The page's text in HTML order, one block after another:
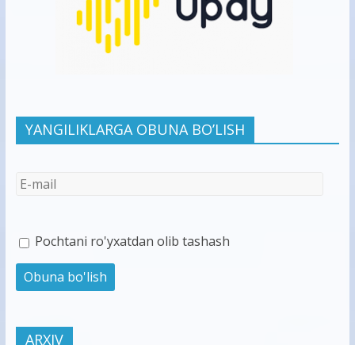
YANGILIKLARGA OBUNA BO’LISH
Pochtani ro'yxatdan olib tashash
ARXIV